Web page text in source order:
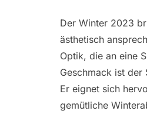
Der Winter 2023
ästhetisch
Optik, die an eine
Geschmack ist der
Er eignet sich
gemütliche